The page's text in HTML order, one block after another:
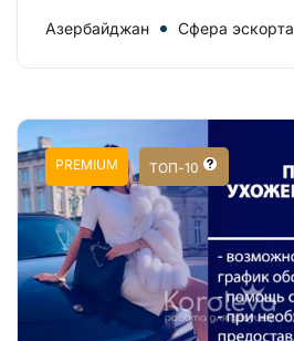
Азербайджан Сфера эскорта
PREMIUM ТОП-10